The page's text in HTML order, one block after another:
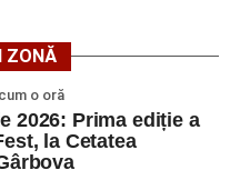
Google News
ZONĂ
o oră
2026: Prima ediție a
la Cetatea